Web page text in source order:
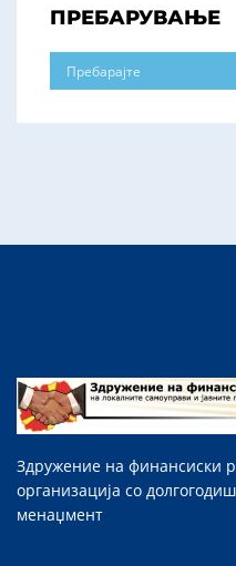
ПРЕБАРУВАЊЕ
Здружение на финансиски
организација со
менаџмент